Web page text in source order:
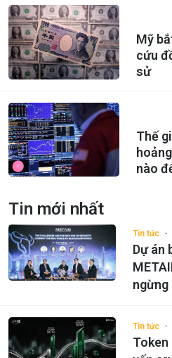
Mỹ
cứu
sử
Thế
nào
Tin mới nhất
Tin tức
Dự án
Tin tức
Token